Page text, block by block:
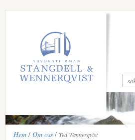
Hem/ Om oss/ Ted Wennerqvist